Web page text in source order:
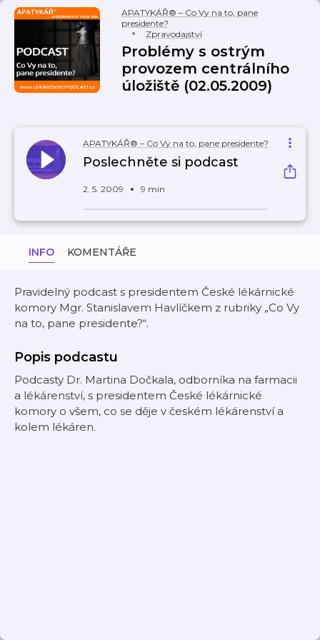
APATYKÁŘ® – Co Vy na to, pane
presidente?
Zpravodajství
Problémy s ostrým
provozem centrálního
úložiště (02.05.2009)
APATYKÁŘ® – Co Vy na to, pane presidente?
Poslechněte si podcast
2. 5. 2009 9 min
INFO KOMENTÁŘE
Pravidelný podcast s presidentem České lékárnické
komory Mgr. Stanislavem Havlíčkem z rubriky „Co Vy
na to, pane presidente?“.
Popis podcastu
Podcasty Dr. Martina Dočkala, odborníka na farmacii
a lékárenství, s presidentem České lékárnické
komory o všem, co se děje v českém lékárenství a
kolem lékáren.